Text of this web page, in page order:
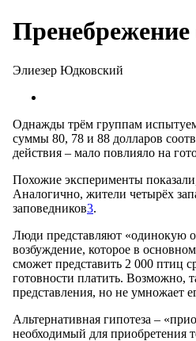
Элиезер Юдковский
Однажды трём группам
суммы 80, 78 и 88 долларов
действия – мало повлияло на
Похожие эксперименты
Аналогично, жители четырёх
заповедников3.
Люди представляют «одинокую
возбуждение, которое в
сможет представить 2 000 птиц
готовности платить. Возможно,
представления, но не умножает
Альтернативная гипотеза –
необходимый для приобретения